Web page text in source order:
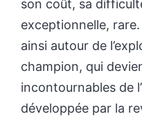
son coût, sa
exceptionnelle,
ainsi autour de
champion, qui
incontournables de
développée par la